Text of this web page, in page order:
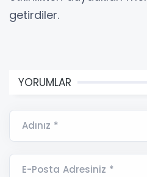
getirdiler.
YORUMLAR
Adınız *
E-Posta Adresiniz *